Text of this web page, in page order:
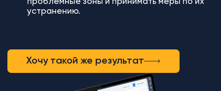
устранению.
Хочу такой же результат